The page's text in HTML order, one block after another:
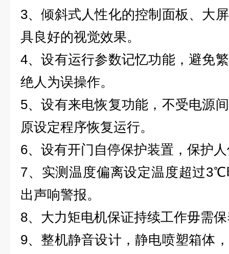
3、倾斜式人性化的控制面板、大
具良好的视觉效果。
4、设有运行参数记忆功能，避免
绝人为误操作。
5、设有来电恢复功能，不受电源
原设定程序恢复运行。
6、设有开门自停保护装置，保护
7、实测温度偏离设定温度超过
出声响警报。
8、大力矩电机保证持续工作毋需
9、整机静音设计，静电喷塑箱体